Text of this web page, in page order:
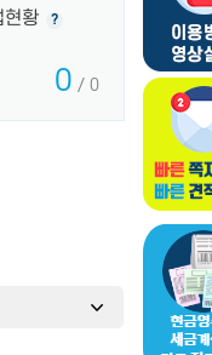
현황 ?
0 / 0